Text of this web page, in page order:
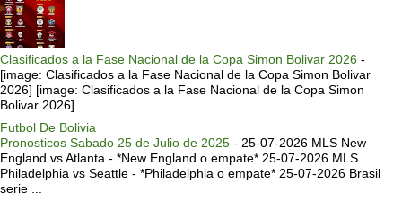
Clasificados a la Fase Nacional de la Copa Simon Bolivar 2026 -
[image: Clasificados a la Fase Nacional de la Copa Simon Bolivar
2026] [image: Clasificados a la Fase Nacional de la Copa Simon
Bolivar 2026]
Futbol De Bolivia
Pronosticos Sabado 25 de Julio de 2025 - 25-07-2026 MLS New
England vs Atlanta - *New England o empate* 25-07-2026 MLS
Philadelphia vs Seattle - *Philadelphia o empate* 25-07-2026 Brasil
serie ...